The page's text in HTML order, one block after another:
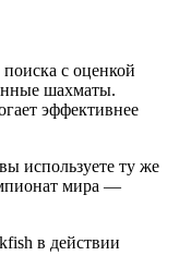
с оценкой
шахматы.
эффективнее
используете ту же
мира —
в действии